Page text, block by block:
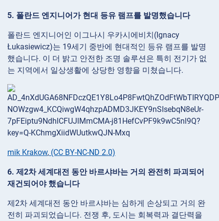
5. 폴란드 엔지니어가 현대 등유 램프를 발명했습니다
폴란드 엔지니어인 이그나시 우카시에비치(Ignacy
Łukasiewicz)는 19세기 중반에 현대적인 등유 램프를 발명
했습니다. 이 더 밝고 안전한 조명 솔루션은 특히 전기가 없
는 지역에서 일상생활에 상당한 영향을 미쳤습니다.
mik Krakow, (CC BY-NC-ND 2.0)
6. 제2차 세계대전 동안 바르샤바는 거의 완전히 파괴되어
재건되어야 했습니다
제2차 세계대전 동안 바르샤바는 심하게 손상되고 거의 완
전히 파괴되었습니다. 전쟁 후, 도시는 회복력과 결단력을